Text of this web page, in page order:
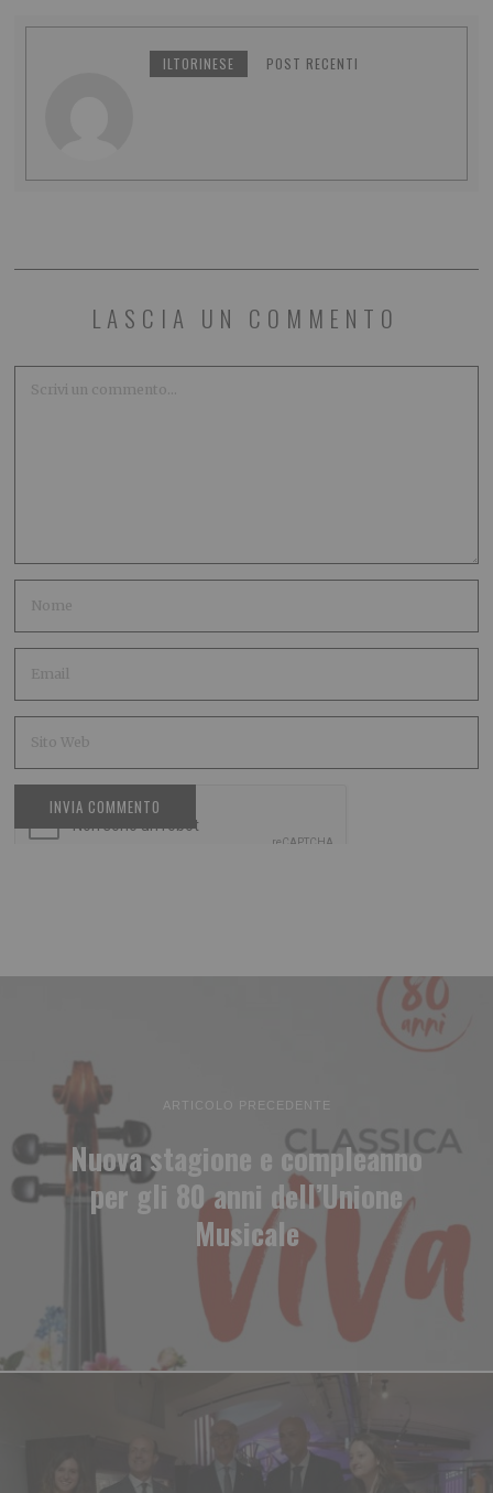
ILTORINESE POST RECENTI
LASCIA UN COMMENTO
ARTICOLO PRECEDENTE
Nuova stagione e compleanno
per gli 80 anni dell’Unione
Musicale